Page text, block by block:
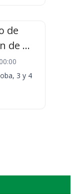
de
de ...
3 y 4